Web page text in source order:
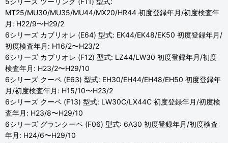
MT25/MU30/MU35/MU44/MX20/HR44 初度登録年月/初度検査年
月: H22/9〜H29/2
6シリーズ カブリオレ (E64) 型式: EK44/EK48/EK50 初度登録年月/
初度検査年月: H16/2〜H23/2
6シリーズ カブリオレ (F12) 型式: LZ44/LW30 初度登録年月/初度
検査年月: H23/2〜H29/10
6シリーズ クーペ (E63) 型式: EH30/EH44/EH48/EH50 初度登録年
月/初度検査年月: H15/10〜H23/2
6シリーズ クーペ (F13) 型式: LW30C/LX44C 初度登録年月/初度検
査年月: H23/8〜H29/10
6シリーズ グランクーペ (F06) 型式: 6A30 初度登録年月/初度検査
年月: H24/6〜H29/10